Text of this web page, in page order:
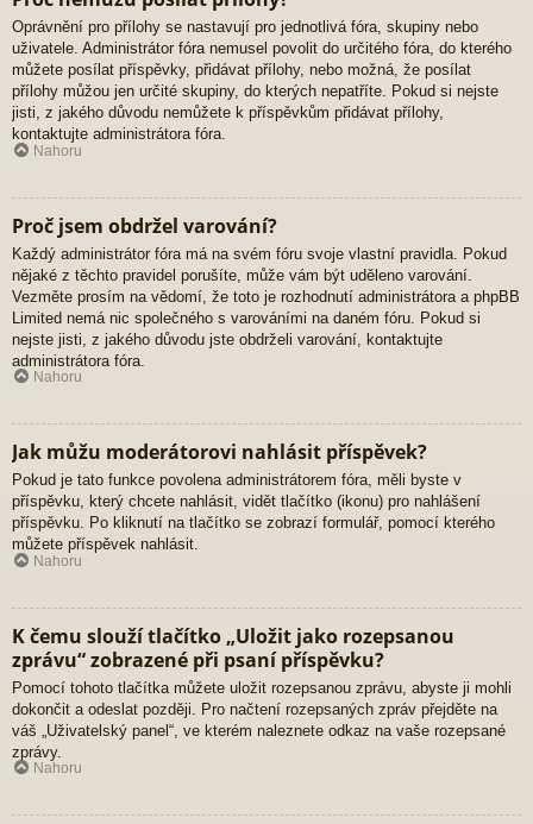
Oprávnění pro přílohy se nastavují pro jednotlivá fóra, skupiny nebo
uživatele. Administrátor fóra nemusel povolit do určitého fóra, do kterého
můžete posílat příspěvky, přidávat přílohy, nebo možná, že posílat
přílohy můžou jen určité skupiny, do kterých nepatříte. Pokud si nejste
jisti, z jakého důvodu nemůžete k příspěvkům přidávat přílohy,
kontaktujte administrátora fóra.
Nahoru
Proč jsem obdržel varování?
Každý administrátor fóra má na svém fóru svoje vlastní pravidla. Pokud
nějaké z těchto pravidel porušíte, může vám být uděleno varování.
Vezměte prosím na vědomí, že toto je rozhodnutí administrátora a phpBB
Limited nemá nic společného s varováními na daném fóru. Pokud si
nejste jisti, z jakého důvodu jste obdrželi varování, kontaktujte
administrátora fóra.
Nahoru
Jak můžu moderátorovi nahlásit příspěvek?
Pokud je tato funkce povolena administrátorem fóra, měli byste v
příspěvku, který chcete nahlásit, vidět tlačítko (ikonu) pro nahlášení
příspěvku. Po kliknutí na tlačítko se zobrazí formulář, pomocí kterého
můžete příspěvek nahlásit.
Nahoru
K čemu slouží tlačítko „Uložit jako rozepsanou
zprávu“ zobrazené při psaní příspěvku?
Pomocí tohoto tlačítka můžete uložit rozepsanou zprávu, abyste ji mohli
dokončit a odeslat později. Pro načtení rozepsaných zpráv přejděte na
váš „Uživatelský panel“, ve kterém naleznete odkaz na vaše rozepsané
zprávy.
Nahoru